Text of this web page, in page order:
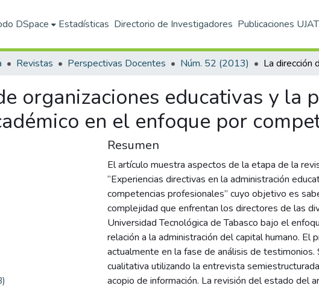
DSpace Estadísticas Directorio de Investigadores Publicaciones UJAT
Revistas Perspectivas Docentes Núm. 52 (2013)
organizaciones educativas y la
en el enfoque por
Resumen
El artículo muestra aspectos de la etapa de la
“Experiencias directivas en la administración
competencias profesionales” cuyo objetivo es
complejidad que enfrentan los directores de las
Universidad Tecnológica de Tabasco bajo el
relación a la administración del capital humano. El
actualmente en la fase de análisis de testimonios.
cualitativa utilizando la entrevista
acopio de información. La revisión del estado del